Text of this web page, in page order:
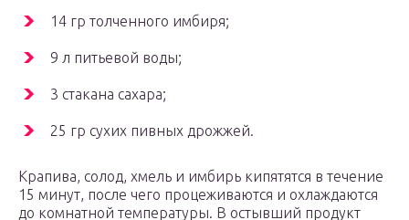
14 гр толченного имбиря;
9 л питьевой воды;
3 стакана сахара;
25 гр сухих пивных дрожжей.
Крапива, солод, хмель и имбирь кипятятся в течение
15 минут, после чего процеживаются и охлаждаются
до комнатной температуры. В остывший продукт